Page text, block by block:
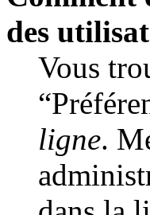
des
Vous
ligne.